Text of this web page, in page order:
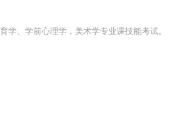
学、学前心理学，美术学专业课技能考试。